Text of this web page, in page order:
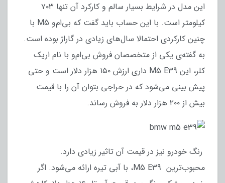
این مدل در شرایط بسیار سالم و کارکرد آن تنها ۷۰۳
کیلومتر است. با این حساب باید گفت که بی‌ام‌و M5 با
چنین کارکردی احتمالا سال‌های زیادی در گاراژ بوده است.
به گفته‌ی یکی از متخصصان فروش بی‌ام‌و با نام اریک
کلر، این M5 E39 داری ارزش ۱۵۰ هزار دلار است و حتی
پیش بینی می‌شود که در حراجی بتوان آن را با قیمت
بیش از ۲۰۰ هزار دلار به فروش رساند.
رنگ خودرو نیز در قیمت آن تاثیر زیادی دارد.
محبوب‌ترین M5 E39، با آبی تیره ارائه می‌شود. اگر